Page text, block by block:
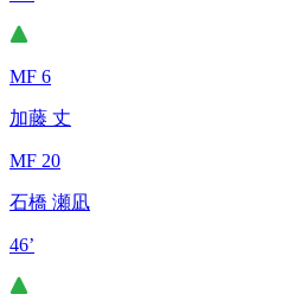
MF 6
加藤 丈
MF 20
石橋 瀬凪
46’